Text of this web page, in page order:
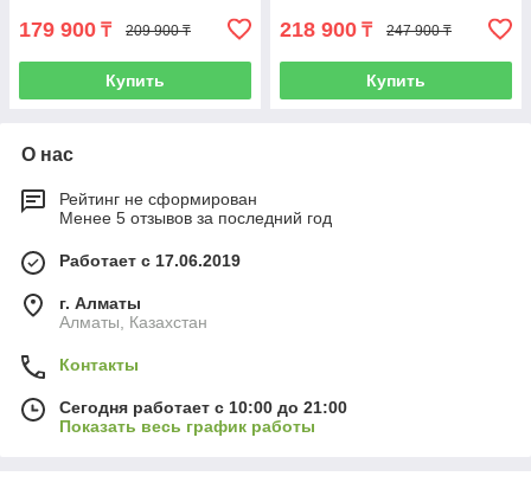
179 900 ₸ 209 900 ₸
Купить
218 900 ₸ 247 900 ₸
Купить
О нас
Рейтинг не сформирован
Менее 5 отзывов за последний год
Работает с 17.06.2019
г. Алматы
Алматы, Казахстан
Контакты
Сегодня работает с 10:00 до 21:00
Показать весь график работы